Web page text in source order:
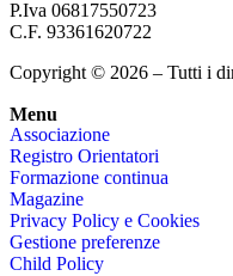
P.Iva 06817550723
C.F. 93361620722
Copyright © 2026 – Tutti i
Menu
Associazione
Registro Orientatori
Formazione continua
Magazine
Privacy Policy e Cookies
Gestione preferenze
Child Policy